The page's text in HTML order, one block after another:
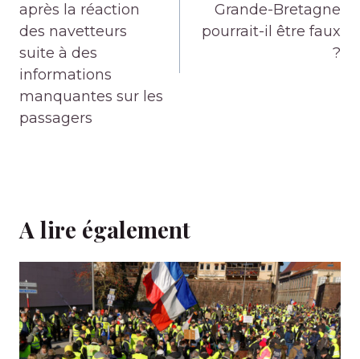
après la réaction
des navetteurs
suite à des
informations
manquantes sur les
passagers
Grande-Bretagne
pourrait-il être faux
?
A lire également